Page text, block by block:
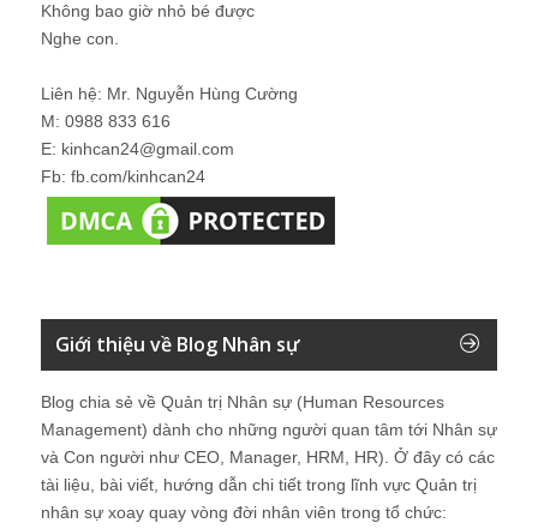
Không bao giờ nhỏ bé được
Nghe con.
Liên hệ: Mr. Nguyễn Hùng Cường
M: 0988 833 616
E: kinhcan24@gmail.com
Fb: fb.com/kinhcan24
Giới thiệu về Blog Nhân sự
Blog chia sẻ về Quản trị Nhân sự (Human Resources
Management) dành cho những người quan tâm tới Nhân sự
và Con người như CEO, Manager, HRM, HR). Ở đây có các
tài liệu, bài viết, hướng dẫn chi tiết trong lĩnh vực Quản trị
nhân sự xoay quay vòng đời nhân viên trong tổ chức: